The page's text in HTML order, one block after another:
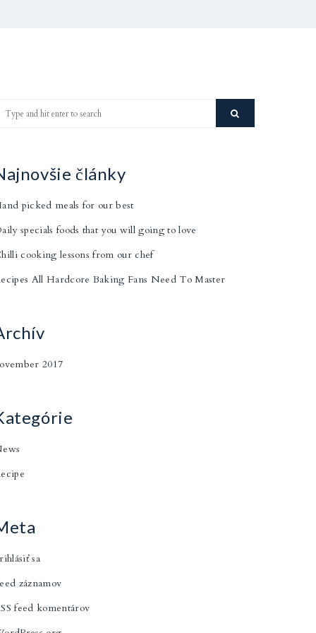
články
picked meals for our best
specials foods that you will going to love
cooking lessons from our chef
All Hardcore Baking Fans Need To Master
2017
sa
záznamov
feed komentárov